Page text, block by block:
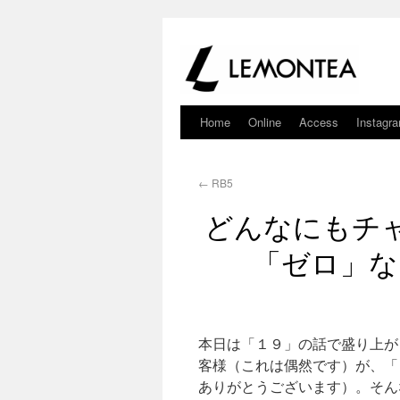
Home Online Access
← RB5
どんなにもチ
「ゼロ」
本日は「１９」の話で盛り上
客様（これは偶然です）が、
ありがとうございます）。そ